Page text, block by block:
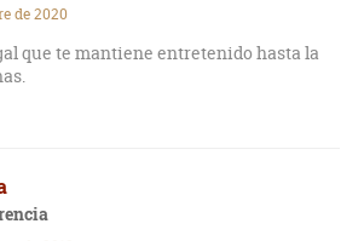
de 2020
que te mantiene entretenido hasta la